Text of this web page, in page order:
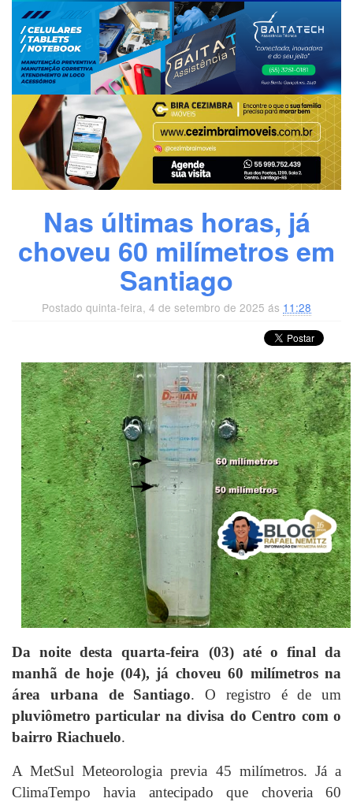
Nas últimas horas, já
choveu 60 milímetros em
Santiago
Postado quinta-feira, 4 de setembro de 2025 ás 11:28
Da noite desta quarta-feira (03) até o final da
manhã de hoje (04), já choveu 60 milímetros na
área urbana de Santiago. O registro é de um
pluviômetro particular na divisa do Centro com o
bairro Riachuelo.
A MetSul Meteorologia previa 45 milímetros. Já a
ClimaTempo havia antecipado que choveria 60